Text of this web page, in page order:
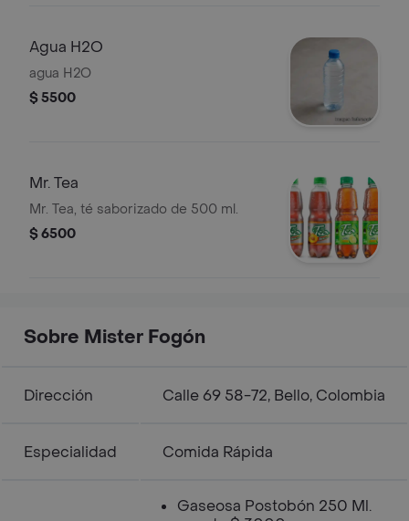
Agua H2O
agua H2O
$ 5500
Mr. Tea
Mr. Tea, té saborizado de 500 ml.
$ 6500
Sobre Mister Fogón
Dirección Calle 69 58-72, Bello, Colombia
Especialidad Comida Rápida
Gaseosa Postobón 250 Ml.